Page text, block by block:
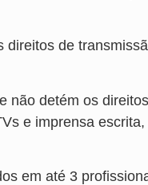
direitos de
não detém os
e imprensa
em até 3